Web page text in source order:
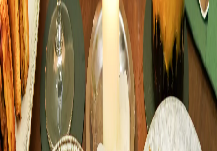
Classiques : milk teaoolong taiwanaisSun Moon Lake (signature),
matcha latte boba, taro boba, oolong boba. Saisonniers : fraise,
mangue, peche, kaki, yuzu. Chauds en hiver : hojicha latte boba,
oolong latte chaud. Vegan disponible sur toute la carte. Voir la carte
complete
Voir aussi
Bubble tea artisanal bubble tea Marais bubble tea Bastille
salon de
the Belleville .
Horaires
Tous les jours sauf le mardi, 11h-22h30.